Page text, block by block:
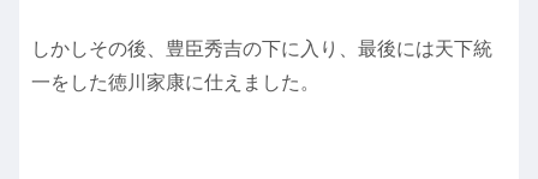
しかしその後、豊臣秀吉の下に入り、最後には天下統
一をした徳川家康に仕えました。